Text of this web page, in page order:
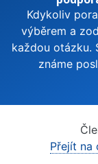
Kdykoliv
výběrem a
každou otázku.
známe
Přejít na